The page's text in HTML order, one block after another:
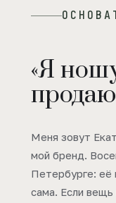
«Я
Меня зовут
мой бренд.
Петербурге: её
сама. Если